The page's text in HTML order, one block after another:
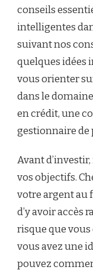
conseils
intelligentes
suivant nos
quelques idées
vous orienter
dans le
en crédit, une
gestionnaire de
Avant
vos objectifs.
votre argent au
d’y avoir accès
risque que vous
vous avez une
pouvez